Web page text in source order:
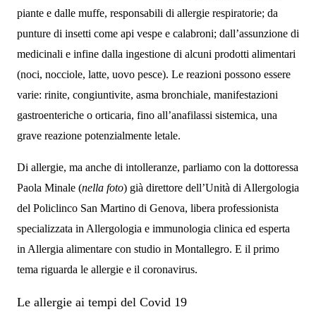
piante e dalle muffe, responsabili di allergie respiratorie; da
punture di insetti come api vespe e calabroni; dall’assunzione di
medicinali e infine dalla ingestione di alcuni prodotti alimentari
(noci, nocciole, latte, uovo pesce). Le reazioni possono essere
varie: rinite, congiuntivite, asma bronchiale, manifestazioni
gastroenteriche o orticaria, fino all’anafilassi sistemica, una
grave reazione potenzialmente letale.
Di allergie, ma anche di intolleranze, parliamo con la dottoressa
Paola Minale (nella foto) già direttore dell’Unità di Allergologia
del Policlinco San Martino di Genova, libera professionista
specializzata in Allergologia e immunologia clinica ed esperta
in Allergia alimentare con studio in Montallegro. E il primo
tema riguarda le allergie e il coronavirus.
Le allergie ai tempi del Covid 19